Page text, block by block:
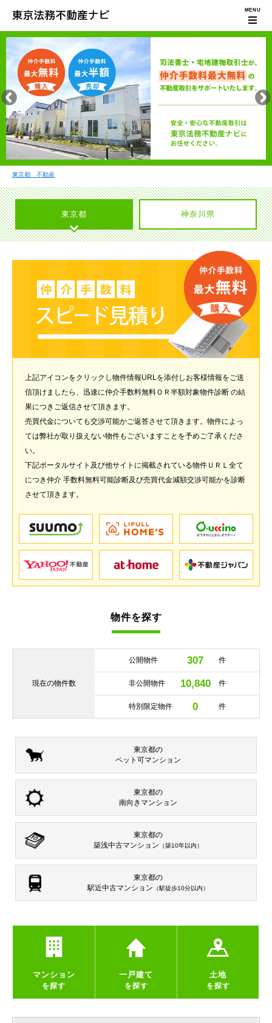
東京都 不動産
東京都 神奈川県
上記アイコンをクリックし物件情報URLを添付しお客様情報をご送
信頂けましたら、迅速に仲介手数料無料ＯＲ半額対象物件診断 の結
果につきご返信させて頂きます。
売買代金についても交渉可能かご返答させて頂きます。物件によっ
ては弊社が取り扱えない物件もございますことを予めご了承くださ
い。
下記ポータルサイト及び他サイトに掲載されている物件ＵＲＬ全て
につき仲介 手数料無料可能診断及び売買代金減額交渉可能かを診断
させて頂きます。
物件を探す
現在の物件数
公開物件 307 件
非公開物件 10,840 件
特別限定物件 0 件
東京都の
ペット可マンション
東京都の
南向き マンション
東京都の
築浅中古マンション （築10年以内）
東京都の
駅近中古マンション （駅徒歩10分以内）
マンション
を探す
一戸建て
を探す
土地
を探す